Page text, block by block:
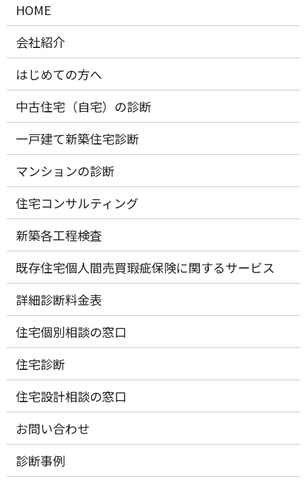
HOME
会社紹介
はじめての方へ
中古住宅（自宅）の診断
一戸建て新築住宅診断
マンションの診断
住宅コンサルティング
新築各工程検査
既存住宅個人間売買瑕疵保険に関するサービス
詳細診断料金表
住宅個別相談の窓口
住宅診断
住宅設計相談の窓口
お問い合わせ
診断事例